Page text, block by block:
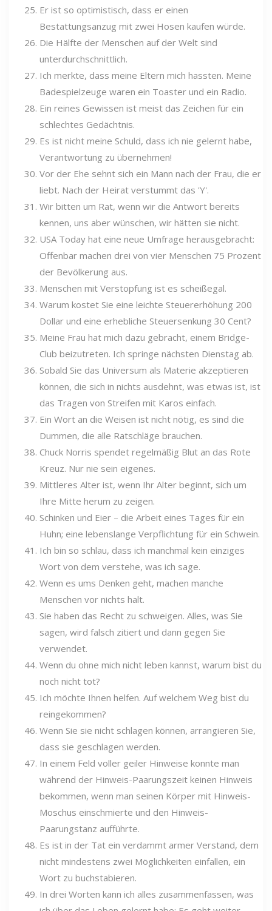
Er ist so optimistisch, dass er einen
Bestattungsanzug mit zwei Hosen kaufen würde.
Die Hälfte der Menschen auf der Welt sind
unterdurchschnittlich.
Ich merkte, dass meine Eltern mich hassten. Meine
Badespielzeuge waren ein Toaster und ein Radio.
Ein reines Gewissen ist meist das Zeichen für ein
schlechtes Gedächtnis.
Es ist nicht meine Schuld, dass ich nie gelernt habe,
Verantwortung zu übernehmen!
Vor der Ehe sehnt sich ein Mann nach der Frau, die er
liebt. Nach der Heirat verstummt das 'Y'.
Wir bitten um Rat, wenn wir die Antwort bereits
kennen, uns aber wünschen, wir hätten sie nicht.
USA Today hat eine neue Umfrage herausgebracht:
Offenbar machen drei von vier Menschen 75 Prozent
der Bevölkerung aus.
Menschen mit Verstopfung ist es scheißegal.
Warum kostet Sie eine leichte Steuererhöhung 200
Dollar und eine erhebliche Steuersenkung 30 Cent?
Meine Frau hat mich dazu gebracht, einem Bridge-
Club beizutreten. Ich springe nächsten Dienstag ab.
Sobald Sie das Universum als Materie akzeptieren
können, die sich in nichts ausdehnt, was etwas ist, ist
das Tragen von Streifen mit Karos einfach.
Ein Wort an die Weisen ist nicht nötig, es sind die
Dummen, die alle Ratschläge brauchen.
Chuck Norris spendet regelmäßig Blut an das Rote
Kreuz. Nur nie sein eigenes.
Mittleres Alter ist, wenn Ihr Alter beginnt, sich um
Ihre Mitte herum zu zeigen.
Schinken und Eier – die Arbeit eines Tages für ein
Huhn; eine lebenslange Verpflichtung für ein Schwein.
Ich bin so schlau, dass ich manchmal kein einziges
Wort von dem verstehe, was ich sage.
Wenn es ums Denken geht, machen manche
Menschen vor nichts halt.
Sie haben das Recht zu schweigen. Alles, was Sie
sagen, wird falsch zitiert und dann gegen Sie
verwendet.
Wenn du ohne mich nicht leben kannst, warum bist du
noch nicht tot?
Ich möchte Ihnen helfen. Auf welchem ​​Weg bist du
reingekommen?
Wenn Sie sie nicht schlagen können, arrangieren Sie,
dass sie geschlagen werden.
In einem Feld voller geiler Hinweise konnte man
während der Hinweis-Paarungszeit keinen Hinweis
bekommen, wenn man seinen Körper mit Hinweis-
Moschus einschmierte und den Hinweis-
Paarungstanz aufführte.
Es ist in der Tat ein verdammt armer Verstand, dem
nicht mindestens zwei Möglichkeiten einfallen, ein
Wort zu buchstabieren.
In drei Worten kann ich alles zusammenfassen, was